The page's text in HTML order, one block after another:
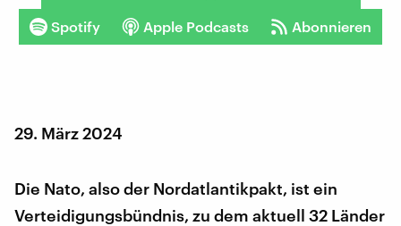
Spotify Apple Podcasts Abonnieren
29. März 2024
Die Nato, also der Nordatlantikpakt, ist ein
Verteidigungsbündnis, zu dem aktuell 32 Länder